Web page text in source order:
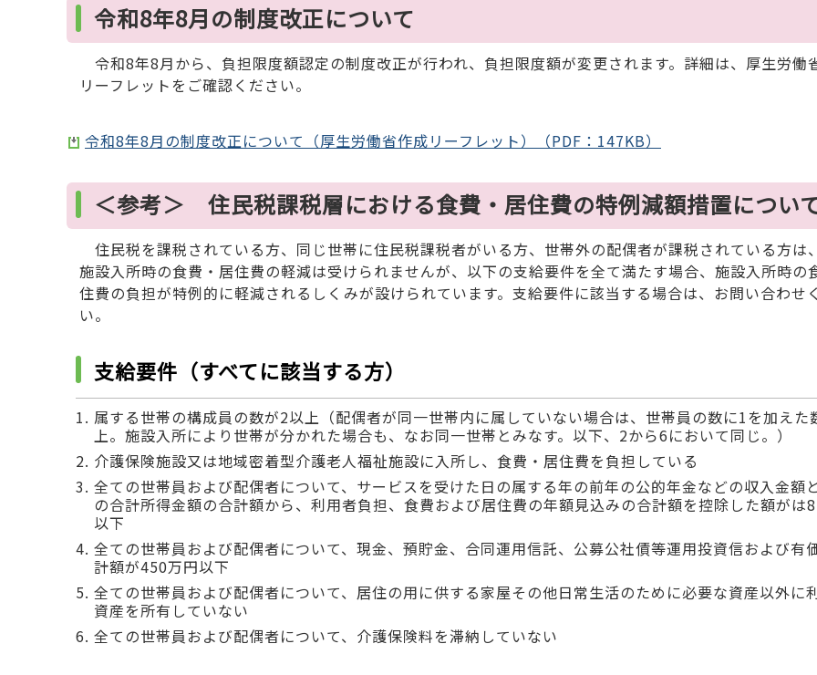
令和8年8月の制度改正について
令和8年8月から、負担限度額認定の制度改正が行われ、負担限度額が変更されます。詳細は、厚生労働
リーフレットをご確認ください。
令和8年8月の制度改正について（厚生労働省作成リーフレット）（PDF：147KB）
＜参考＞ 住民税課税層における食費・居住費の特例減額措置につい
住民税を課税されている方、同じ世帯に住民税課税者がいる方、世帯外の配偶者が課税されている方は
施設入所時の食費・居住費の軽減は受けられませんが、以下の支給要件を全て満たす場合、施設入所時の
住費の負担が特例的に軽減されるしくみが設けられています。支給要件に該当する場合は、お問い合わせ
い。
支給要件（すべてに該当する方）
属する世帯の構成員の数が2以上（配偶者が同一世帯内に属していない場合は、世帯員の数に1を加えた
上。施設入所により世帯が分かれた場合も、なお同一世帯とみなす。以下、2から6において同じ。）
介護保険施設又は地域密着型介護老人福祉施設に入所し、食費・居住費を負担している
全ての世帯員および配偶者について、サービスを受けた日の属する年の前年の公的年金などの収入金額
の合計所得金額の合計額から、利用者負担、食費および居住費の年額見込みの合計額を控除した額がは
以下
全ての世帯員および配偶者について、現金、預貯金、合同運用信託、公募公社債等運用投資信および有
計額が450万円以下
全ての世帯員および配偶者について、居住の用に供する家屋その他日常生活のために必要な資産以外に
資産を所有していない
全ての世帯員および配偶者について、介護保険料を滞納していない